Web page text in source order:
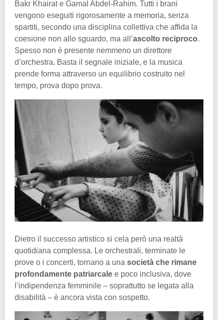
Bakr Khairat e Gamal Abdel-Rahim. Tutti i brani
vengono eseguiti rigorosamente a memoria, senza
spartiti, secondo una disciplina collettiva che affida la
coesione non allo sguardo, ma all’ascolto reciproco.
Spesso non è presente nemmeno un direttore
d’orchestra. Basta il segnale iniziale, e la musica
prende forma attraverso un equilibrio costruito nel
tempo, prova dopo prova.
Dietro il successo artistico si cela però una realtà
quotidiana complessa. Le orchestrali, terminate le
prove o i concerti, tornano a una società che rimane
profondamente patriarcale e poco inclusiva, dove
l’indipendenza femminile – soprattutto se legata alla
disabilità – è ancora vista con sospetto.